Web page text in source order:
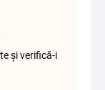
și verifică-i